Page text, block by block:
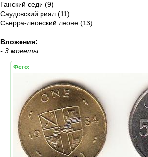
Ганский седи (9)
Саудовский риал (11)
Сьерра-леонский леоне (13)
Вложения:
- 3 монеты:
Фото: